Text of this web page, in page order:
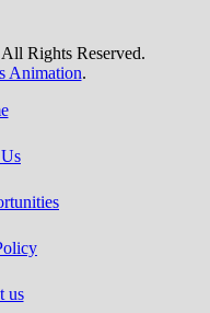
Rights Reserved.
Animation.
us